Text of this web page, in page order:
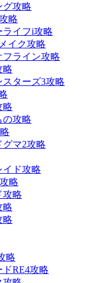
グ攻略
略
ライフi攻略
イク攻略
フライン攻略
略
スターズ3攻略
略
の攻略
グマ2攻略
イド攻略
略
攻略
略
略
略
RE4攻略